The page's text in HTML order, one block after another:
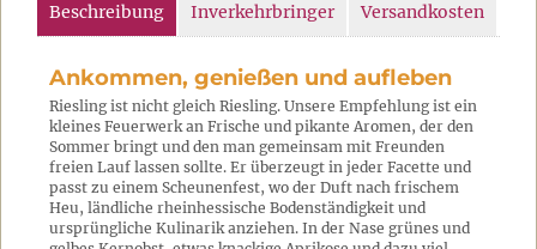
Beschreibung Inverkehrbringer Versandkosten
Ankommen, genießen und aufleben
Riesling ist nicht gleich Riesling. Unsere Empfehlung ist ein
kleines Feuerwerk an Frische und pikante Aromen, der den
Sommer bringt und den man gemeinsam mit Freunden
freien Lauf lassen sollte. Er überzeugt in jeder Facette und
passt zu einem Scheunenfest, wo der Duft nach frischem
Heu, ländliche rheinhessische Bodenständigkeit und
ursprüngliche Kulinarik anziehen. In der Nase grünes und